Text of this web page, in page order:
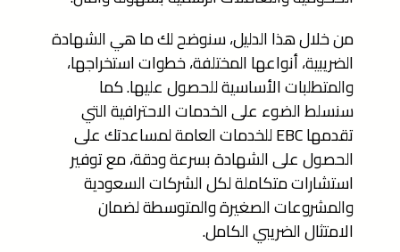
من خلال هذا الدليل، سنوضح لك ما هي الشهادة
الضريبية، أنواعها المختلفة، خطوات استخراجها،
والمتطلبات الأساسية للحصول عليها. كما
سنسلط الضوء على الخدمات الاحترافية التي
تقدمها EBC للخدمات العامة لمساعدتك على
الحصول على الشهادة بسرعة ودقة، مع توفير
استشارات متكاملة لكل الشركات السعودية
والمشروعات الصغيرة والمتوسطة لضمان
الامتثال الضريبي الكامل.